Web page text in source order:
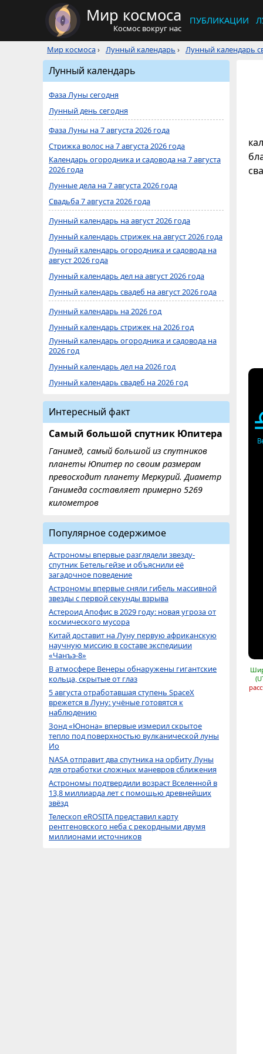
Мир космоса
Космос вокруг нас
ПУБЛИКАЦИИ
Мир космоса› Лунный календарь › Лунный календарь
Лунный календарь
Фаза Луны сегодня
Лунный день сегодня
Фаза Луны на 7 августа 2026 года
Стрижка волос на 7 августа 2026 года
Календарь огородника и садовода на 7 августа
2026 года
Лунные дела на 7 августа 2026 года
Свадьба 7 августа 2026 года
Лунный календарь на август 2026 года
Лунный календарь стрижек на август 2026 года
Лунный календарь огородника и садовода на
август 2026 года
Лунный календарь дел на август 2026 года
Лунный календарь свадеб на август 2026 года
Лунный календарь на 2026 год
Лунный календарь стрижек на 2026 год
Лунный календарь огородника и садовода на
2026 год
Лунный календарь дел на 2026 год
Лунный календарь свадеб на 2026 год
Интересный факт
Самый большой спутник Юпитера
Ганимед, самый большой из спутников
планеты Юпитер по своим размерам
превосходит планету Меркурий. Диаметр
Ганимеда составляет примерно 5269
километров
Популярное содержимое
Астрономы впервые разглядели звезду-
спутник Бетельгейзе и объяснили её
загадочное поведение
Астрономы впервые сняли гибель массивной
звезды с первой секунды взрыва
Астероид Апофис в 2029 году: новая угроза от
космического мусора
Китай доставит на Луну первую африканскую
научную миссию в составе экспедиции
«Чанъэ-8»
В атмосфере Венеры обнаружены гигантские
кольца, скрытые от глаз
5 августа отработавшая ступень SpaceX
врежется в Луну: учёные готовятся к
наблюдению
Зонд «Юнона» впервые измерил скрытое
тепло под поверхностью вулканической луны
Ио
NASA отправит два спутника на орбиту Луны
для отработки сложных маневров сближения
Астрономы подтвердили возраст Вселенной в
13,8 миллиарда лет с помощью древнейших
звёзд
Телескоп eROSITA представил карту
рентгеновского неба с рекордными двумя
миллионами источников